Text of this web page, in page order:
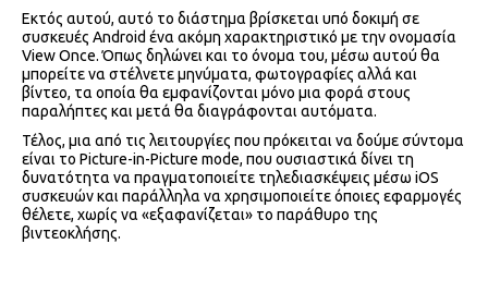
Εκτός αυτού, αυτό το διάστημα βρίσκεται υπό δοκιμή σε
συσκευές Android ένα ακόμη χαρακτηριστικό με την ονομασία
View Once. Όπως δηλώνει και το όνομα του, μέσω αυτού θα
μπορείτε να στέλνετε μηνύματα, φωτογραφίες αλλά και
βίντεο, τα οποία θα εμφανίζονται μόνο μια φορά στους
παραλήπτες και μετά θα διαγράφονται αυτόματα.
Τέλος, μια από τις λειτουργίες που πρόκειται να δούμε σύντομα
είναι το Picture-in-Picture mode, που ουσιαστικά δίνει τη
δυνατότητα να πραγματοποιείτε τηλεδιασκέψεις μέσω iOS
συσκευών και παράλληλα να χρησιμοποιείτε όποιες εφαρμογές
θέλετε, χωρίς να «εξαφανίζεται» το παράθυρο της
βιντεοκλήσης.